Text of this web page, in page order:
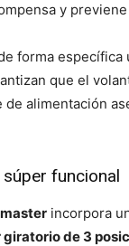
y
forma específica
que el
alimentación
funcional
incorpora
de 3